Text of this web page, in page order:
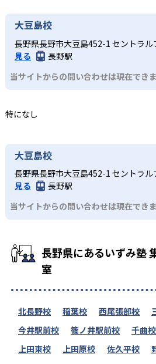
大豆島校
長野県長野市大豆島452-1 セントラル
見る
長野駅
当サイトからの問い合わせは現在でき
特になし
大豆島校
長野県長野市大豆島452-1 セントラル
見る
長野駅
当サイトからの問い合わせは現在でき
長野県にあるいずみ塾
室
北長野校 稲葉校 西尾張部校
今井駅前校
篠ノ井駅前校 千曲校
上田東校
上田原校 佐久平校